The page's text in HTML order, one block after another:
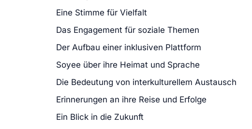
Eine Stimme für Vielfalt
Das Engagement für soziale Themen
Der Aufbau einer inklusiven Plattform
Soyee über ihre Heimat und Sprache
Die Bedeutung von interkulturellem Austausch
Erinnerungen an ihre Reise und Erfolge
Ein Blick in die Zukunft